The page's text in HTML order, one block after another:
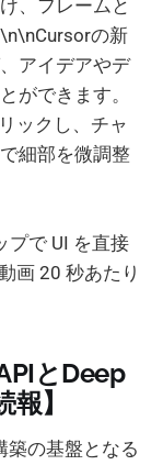
、フレームと
の新
アイデアやデ
ができます。
ックし、チャ
細部を微調整
プで UI を直接
画 20 秒あたり
とDeep
】
築の基盤となる